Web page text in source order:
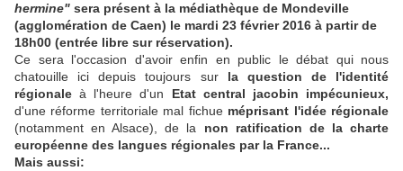
hermine" sera présent à la médiathèque de Mondeville
(agglomération de Caen) le mardi 23 février 2016 à partir de
18h00 (entrée libre sur réservation).
Ce sera l'occasion d'avoir enfin en public le débat qui nous
chatouille ici depuis toujours surla question de l'identité
régionale à l'heure d'un Etat central jacobin impécunieux,
d'une réforme territoriale mal fichue méprisant l'idée régionale
(notamment en Alsace), de la non ratification de la charte
européenne des langues régionales par la France...
Mais aussi: